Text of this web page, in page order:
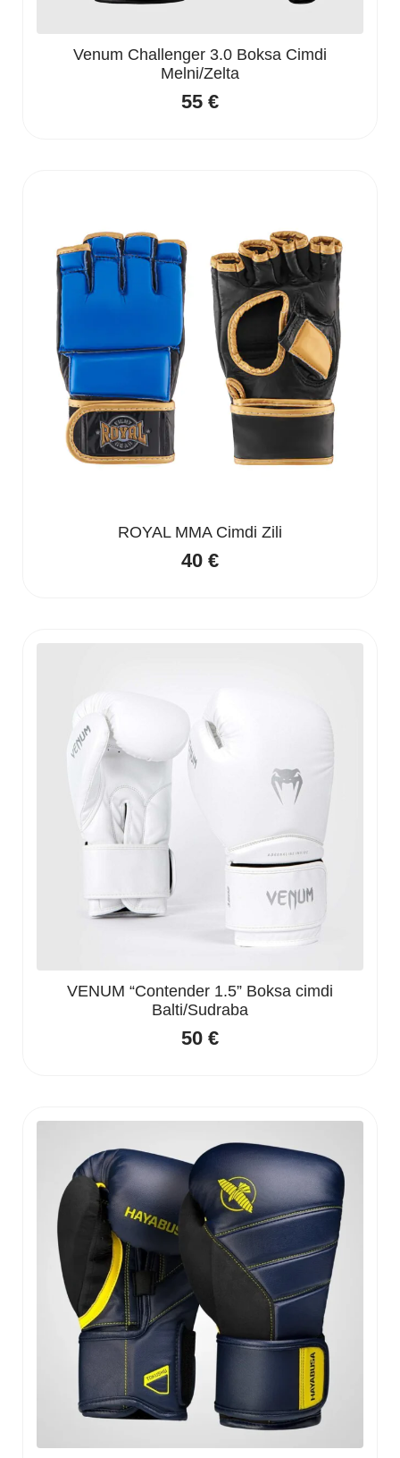
Venum Challenger 3.0 Boksa Cimdi
Melni/Zelta
55 €
ROYAL MMA Cimdi Zili
40 €
VENUM “Contender 1.5” Boksa cimdi
Balti/Sudraba
50 €